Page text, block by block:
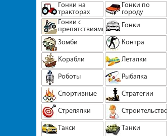
Гонки на
тракторах
Гонки по
городу
Гонки с
препятствиями
Гонки
Зомби
Контра
Корабли
Леталки
Роботы
Рыбалка
Спортивные
Стратегии
Стрелялки
Строительство
Такси
Танки